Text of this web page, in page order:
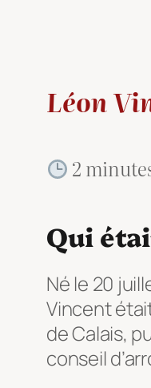
Léon
2
Qui
Né le 20
Vincent
de Calais,
conseil